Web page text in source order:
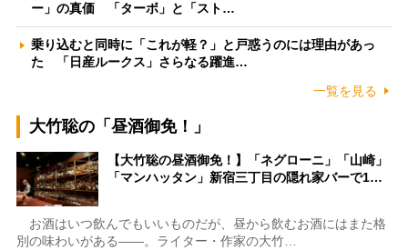
ー」の真価 「ターボ」と「スト…
乗り込むと同時に「これが軽？」と戸惑うのには理由があっ
た 「日産ルークス」さらなる躍進…
一覧を見る
大竹聡の「昼酒御免！」
【大竹聡の昼酒御免！】「ネグローニ」「山崎」
「マンハッタン」新宿三丁目の隠れ家バーで1…
お酒はいつ飲んでもいいものだが、昼から飲むお酒にはまた格
別の味わいがある――。ライター・作家の大竹…